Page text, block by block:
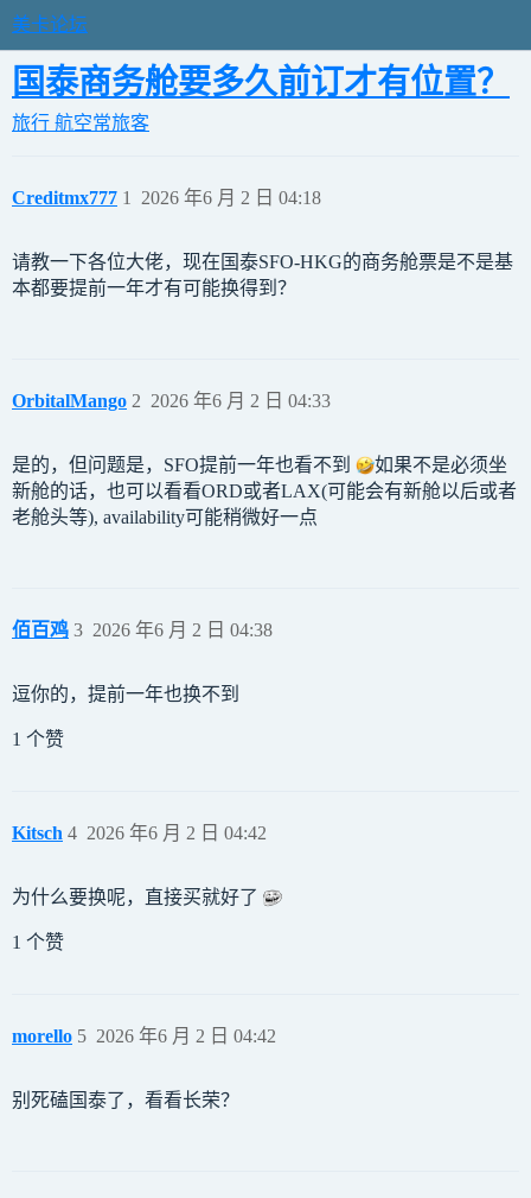
美卡论坛
国泰商务舱要多久前订才有位置？
旅行 航空常旅客
Creditmx777 2026 年6 月 2 日 04:18
1
请教一下各位大佬，现在国泰SFO-HKG的商务舱票是不是基
本都要提前一年才有可能换得到？
OrbitalMango 2026 年6 月 2 日 04:33
2
是的，但问题是，SFO提前一年也看不到
如果不是必须坐
新舱的话，也可以看看ORD或者LAX(可能会有新舱以后或者
老舱头等), availability可能稍微好一点
佰百鸡 2026 年6 月 2 日 04:38
3
逗你的，提前一年也换不到
1 个赞
Kitsch 2026 年6 月 2 日 04:42
4
为什么要换呢，直接买就好了
1 个赞
morello 2026 年6 月 2 日 04:42
5
别死磕国泰了，看看长荣？